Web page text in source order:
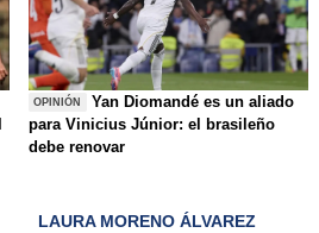
OPINIÓN
Yan Diomandé es un aliado
para Vinicius Júnior: el brasileño
debe renovar
LAURA MORENO ÁLVAREZ